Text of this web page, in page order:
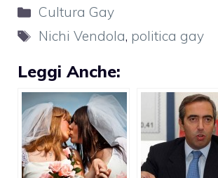
Categorie
Cultura Gay
Tag
Nichi Vendola, politica gay
Leggi Anche: